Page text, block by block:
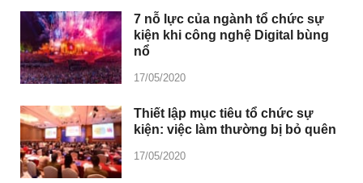
7 nỗ lực của ngành tổ chức sự
kiện khi công nghệ Digital bùng
nổ
17/05/2020
Thiết lập mục tiêu tổ chức sự
kiện: việc làm thường bị bỏ quên
17/05/2020